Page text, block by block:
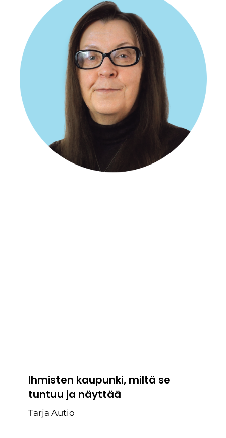
Ihmisten kaupunki, miltä se
tuntuu ja näyttää
Tarja Autio